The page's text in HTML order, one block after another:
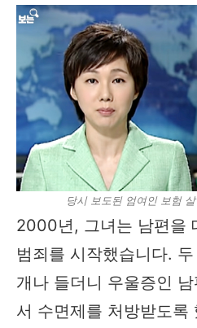
당시 보도된 엄여인 보험
2000년, 그녀는 남편을
범죄를 시작했습니다.
개나 들더니 우울증인
서 수면제를 처방받도록